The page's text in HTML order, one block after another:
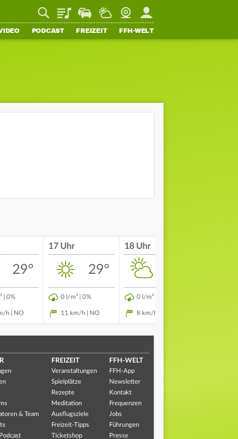
PlaylistStaupilotWetterWebcamMein FFH
PODCAST FREIZEIT FFH-WELT
29°
| 0%
h | NO
17 Uhr
29°
0 l/m² | 0%
11 km/h | NO
18 Uhr
0 l/m² | 0%
8 km/h | ONO
& Team
FREIZEIT
Veranstaltungen
Spielplätze
Rezepte
Meditation
Ausflugsziele
Freizeit-Tipps
Ticketshop
FFH-WELT
FFH-App
Newsletter
Kontakt
Frequenzen
Jobs
Führungen
Presse